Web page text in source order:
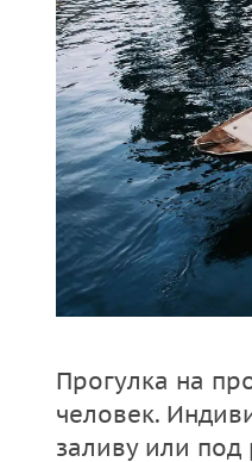
Прогулка на
человек.
заливу или под